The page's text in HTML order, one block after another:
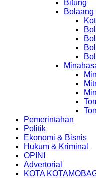
Bitung
Pemerintahan
Politik
Ekonomi & Bisnis
Hukum & Kriminal
OPINI
Advertorial
KOTA